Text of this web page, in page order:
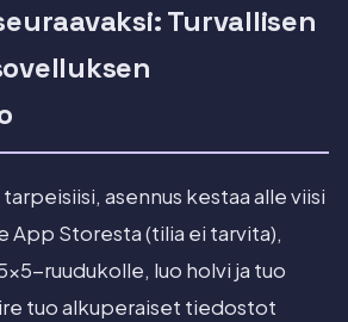
Turvallisen
asennus kestaa alle viisi
App Storesta (tilia ei tarvita),
ruudukolle, luo holvi ja tuo
tuo alkuperaiset tiedostot